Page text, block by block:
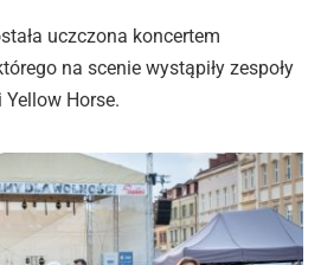
uczczona koncertem
na scenie wystąpiły zespoły
Yellow Horse.